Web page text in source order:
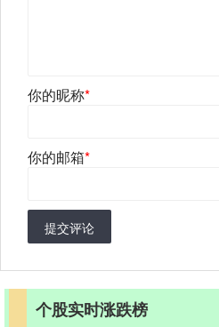
你的昵称*
你的邮箱*
提交评论
个股实时涨跌榜